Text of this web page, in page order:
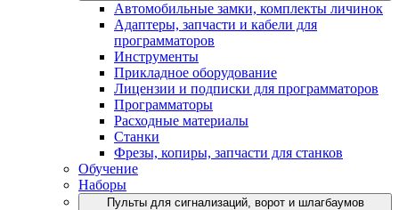
Автомобильные замки, комплекты личинок
Адаптеры, запчасти и кабели для
программаторов
Инструменты
Прикладное оборудование
Лицензии и подписки для программаторов
Программаторы
Расходные материалы
Станки
Фрезы, копиры, запчасти для станков
Обучение
Наборы
Пульты для сигнализаций, ворот и шлагбаумов